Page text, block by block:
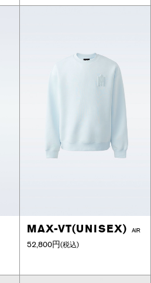
MAX-VT(UNISEX) AIR
52,800円(税込)